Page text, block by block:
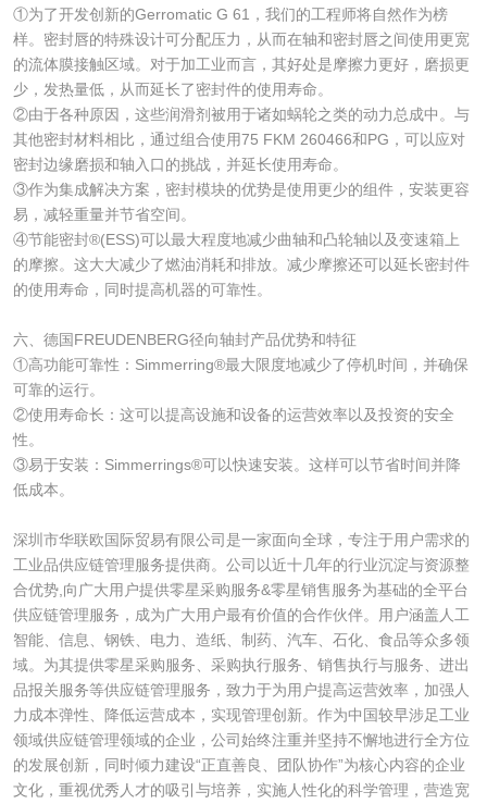
①为了开发创新的Gerromatic G 61，我们的工程师将自然作为榜
样。密封唇的特殊设计可分配压力，从而在轴和密封唇之间使用更宽
的流体膜接触区域。对于加工业而言，其好处是摩擦力更好，磨损更
少，发热量低，从而延长了密封件的使用寿命。
②由于各种原因，这些润滑剂被用于诸如蜗轮之类的动力总成中。与
其他密封材料相比，通过组合使用75 FKM 260466和PG，可以应对
密封边缘磨损和轴入口的挑战，并延长使用寿命。
③作为集成解决方案，密封模块的优势是使用更少的组件，安装更容
易，减轻重量并节省空间。
④节能密封®(ESS)可以最大程度地减少曲轴和凸轮轴以及变速箱上
的摩擦。这大大减少了燃油消耗和排放。减少摩擦还可以延长密封件
的使用寿命，同时提高机器的可靠性。
六、德国FREUDENBERG径向轴封产品优势和特征
①高功能可靠性：Simmerring®最大限度地减少了停机时间，并确保
可靠的运行。
②使用寿命长：这可以提高设施和设备的运营效率以及投资的安全
性。
③易于安装：Simmerrings®可以快速安装。这样可以节省时间并降
低成本。
深圳市华联欧国际贸易有限公司是一家面向全球，专注于用户需求的
工业品供应链管理服务提供商。公司以近十几年的行业沉淀与资源整
合优势,向广大用户提供零星采购服务&零星销售服务为基础的全平台
供应链管理服务，成为广大用户最有价值的合作伙伴。用户涵盖人工
智能、信息、钢铁、电力、造纸、制药、汽车、石化、食品等众多领
域。为其提供零星采购服务、采购执行服务、销售执行与服务、进出
品报关服务等供应链管理服务，致力于为用户提高运营效率，加强人
力成本弹性、降低运营成本，实现管理创新。作为中国较早涉足工业
领域供应链管理领域的企业，公司始终注重并坚持不懈地进行全方位
的发展创新，同时倾力建设“正直善良、团队协作”为核心内容的企业
文化，重视优秀人才的吸引与培养，实施人性化的科学管理，营造宽